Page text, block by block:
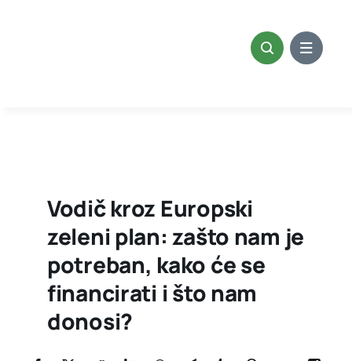
Vodič kroz Europski
zeleni plan: zašto nam je
potreban, kako će se
financirati i što nam
donosi?